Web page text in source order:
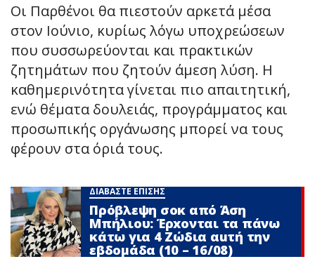
Οι Παρθένοι θα πιεστούν αρκετά μέσα
στον Ιούνιο, κυρίως λόγω υποχρεώσεων
που συσσωρεύονται και πρακτικών
ζητημάτων που ζητούν άμεση λύση. Η
καθημερινότητα γίνεται πιο απαιτητική,
ενώ θέματα δουλειάς, προγράμματος και
προσωπικής οργάνωσης μπορεί να τους
φέρουν στα όριά τους.
ΔΙΑΒΑΣΤΕ ΕΠΙΣΗΣ
Πρόβλεψη σoκ από Άση
Μπήλιου: Έρxονται τα πάνω
κάτω για 4 Zώδια αuτή την
εβδομάδα (10 – 16/08)